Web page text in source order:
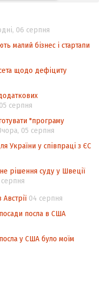
до
прав
(TRIPS) у
щодо
повторного
06 серпня
малий бізнес і стартапи
щодо дефіциту
серпня
"програму
05 серпня
України у співпраці з ЄС
рішення суду у Швеції
04 серпня
посла в США
у США було моїм